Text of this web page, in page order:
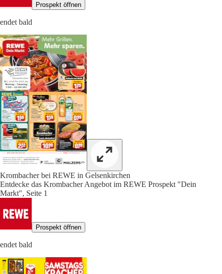
Prospekt öffnen
endet bald
Krombacher bei REWE in Gelsenkirchen
Entdecke das Krombacher Angebot im REWE Prospekt "Dein
Markt", Seite 1
Prospekt öffnen
endet bald